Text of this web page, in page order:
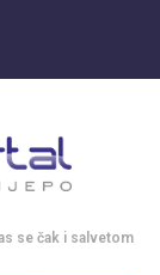
se čak i salvetom